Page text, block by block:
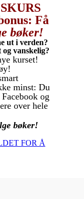
Få
bøker!
ut i verden?
vanskelig?
kurset!
minst: Du
og
over hele
bøker!
FOR Å